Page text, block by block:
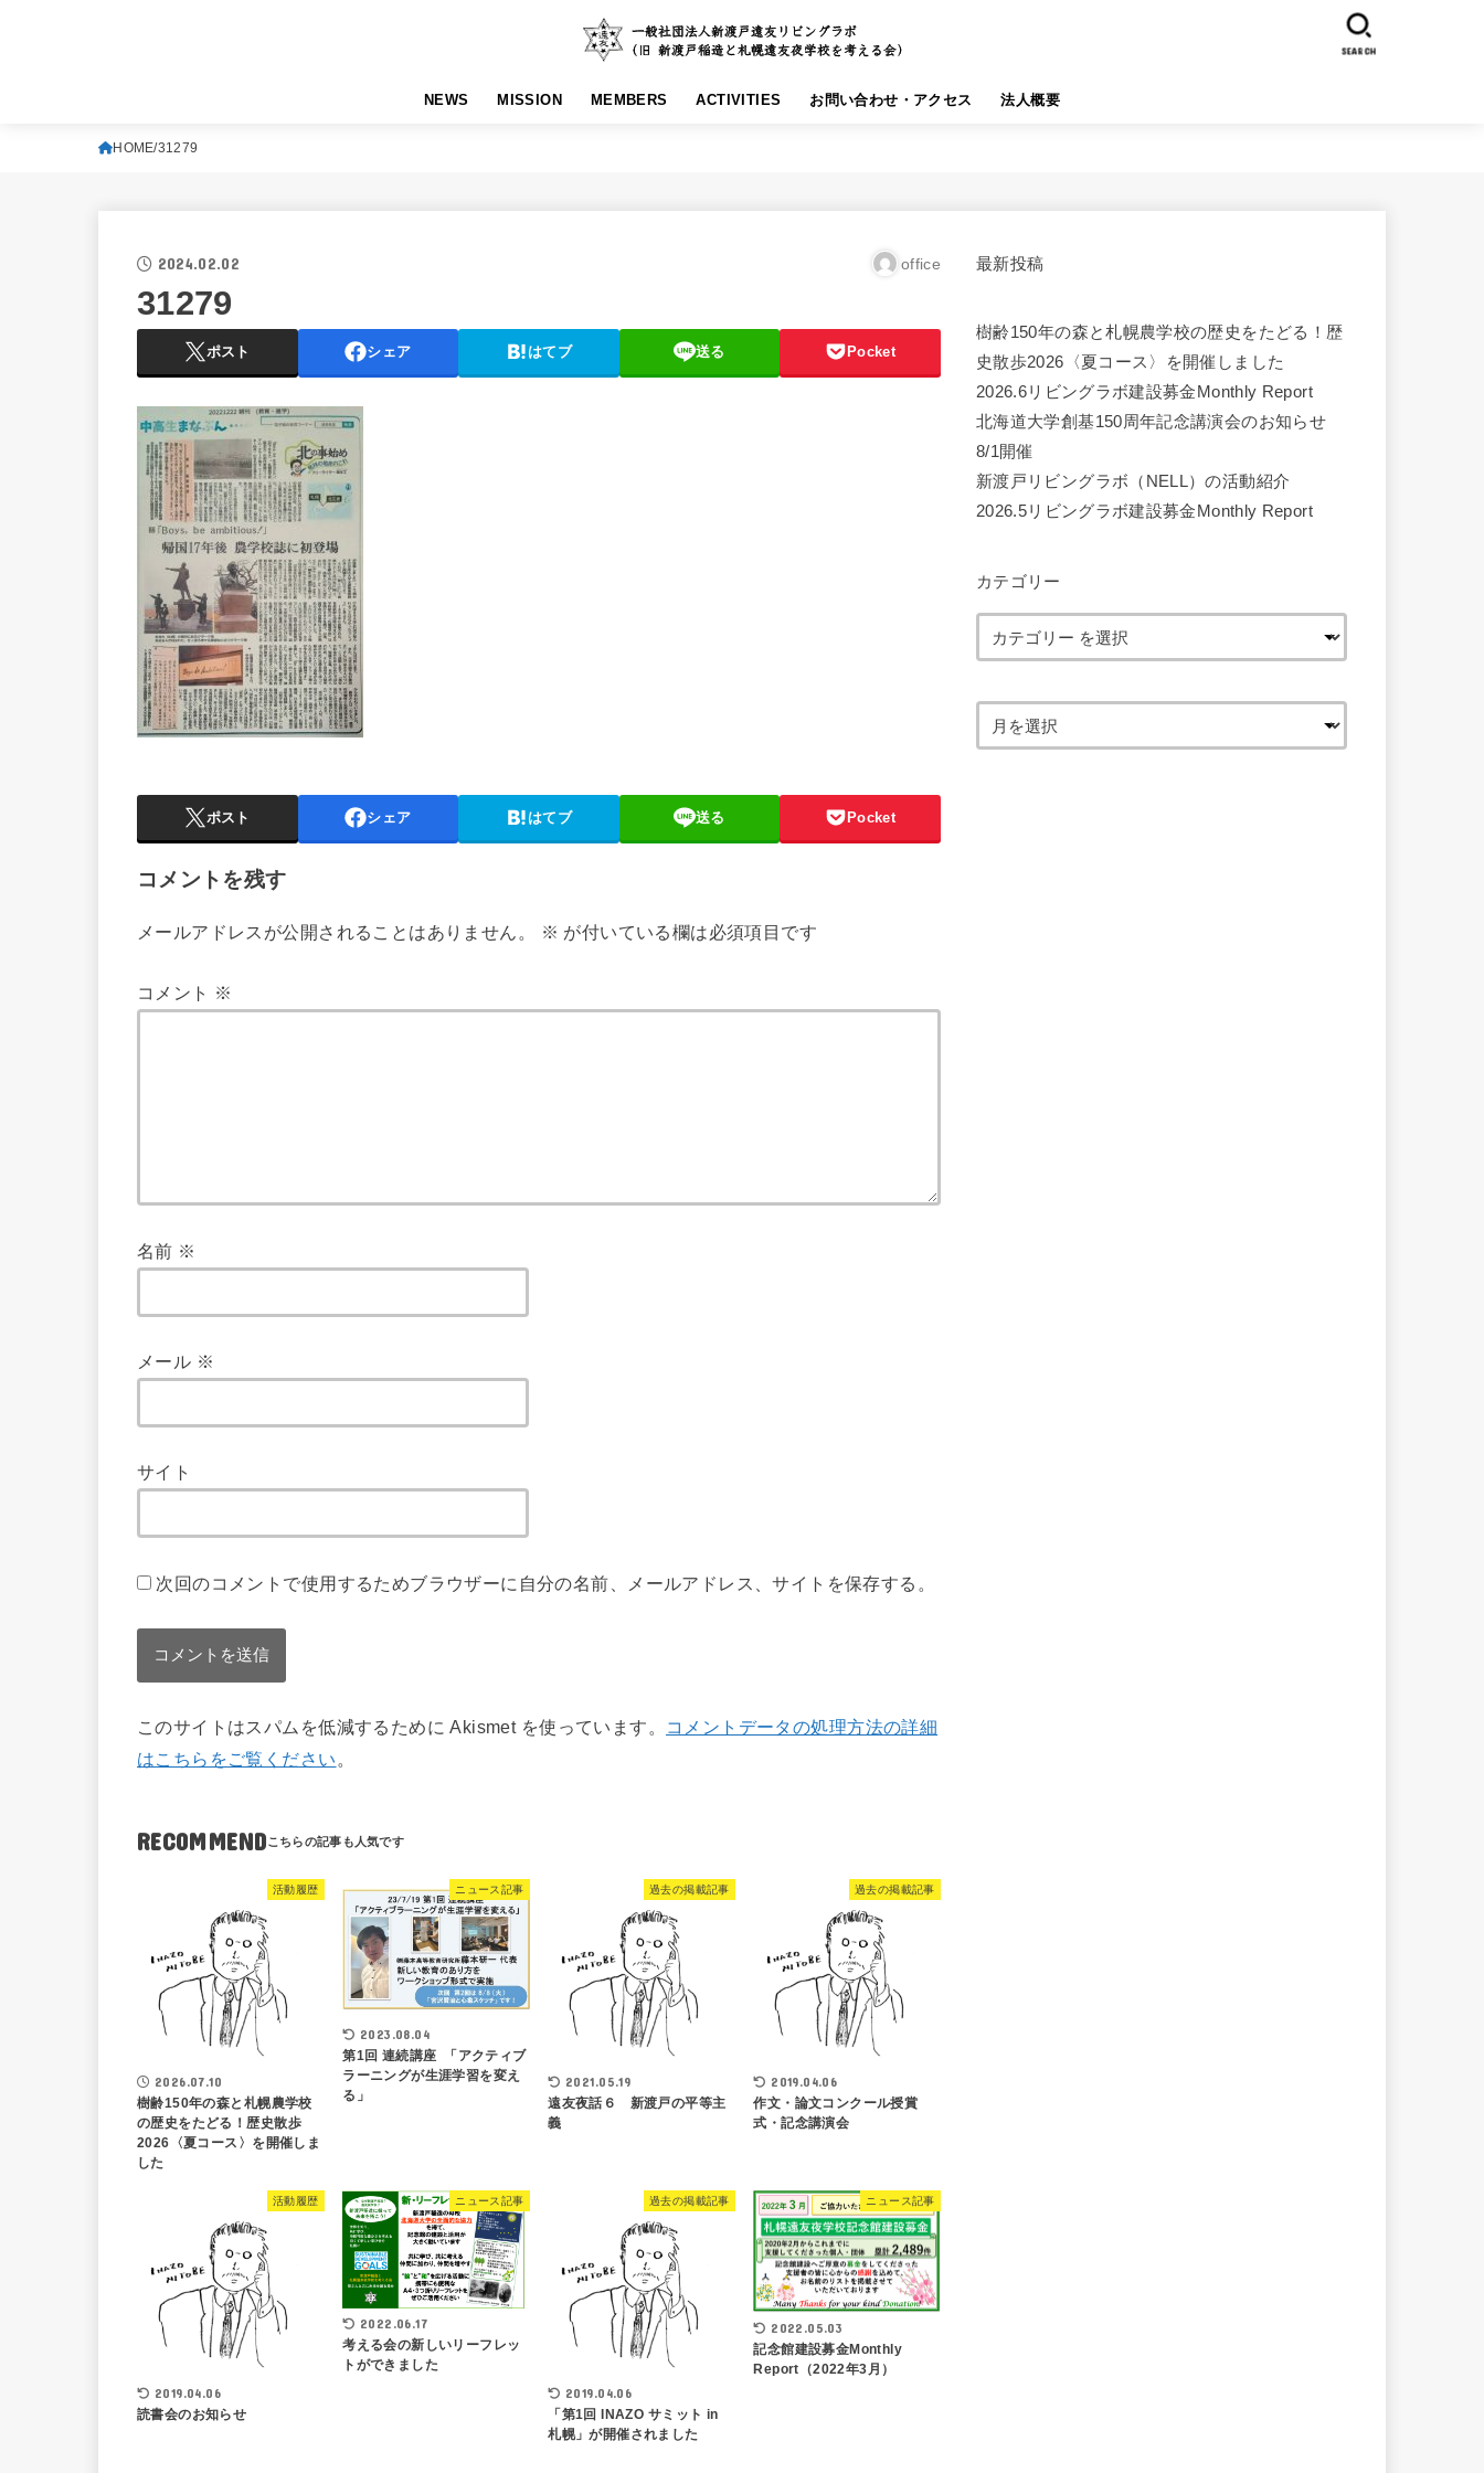
NEWS MISSION MEMBERS ACTIVITIES お問い合わせ・アクセス 法人概要
SEARCH
HOME 31279
2024.02.02 office
31279
ポスト シェア はてブ 送る Pocket
ポスト シェア はてブ 送る Pocket
コメントを残す
メールアドレスが公開されることはありません。 ※ が付いている欄は必須項目です
コメント ※
名前 ※
メール ※
サイト
次回のコメントで使用するためブラウザーに自分の名前、メールアドレス、サイトを保存する。
このサイトはスパムを低減するために Akismet を使っています。
コメントデータの処理方法の詳細
はこちらをご覧ください 。
RECOMMEND
活動履歴
2026.07.10
樹齢150年の森と札幌農学校
の歴史をたどる！歴史散歩
2026〈夏コース〉を開催しま
した
ニュース記事
2023.08.04
第1回 連続講座 「アクティブ
ラーニングが生涯学習を変え
る」
過去の掲載記事
2021.05.19
遠友夜話６ 新渡戸の平等主
義
過去の掲載記事
2019.04.06
作文・論文コンクール授賞
式・記念講演会
活動履歴
2019.04.06
読書会のお知らせ
ニュース記事
2022.06.17
考える会の新しいリーフレッ
トができました
過去の掲載記事
2019.04.06
「第1回 INAZO サミット in
札幌」が開催されました
ニュース記事
2022.05.03
記念館建設募金Monthly
Report（2022年3月）
最新投稿
樹齢150年の森と札幌農学校の歴史をたどる！歴
史散歩2026〈夏コース〉を開催しました
2026.6リビングラボ建設募金Monthly Report
北海道大学創基150周年記念講演会のお知らせ
8/1開催
新渡戸リビングラボ（NELL）の活動紹介
2026.5リビングラボ建設募金Monthly Report
カテゴリー